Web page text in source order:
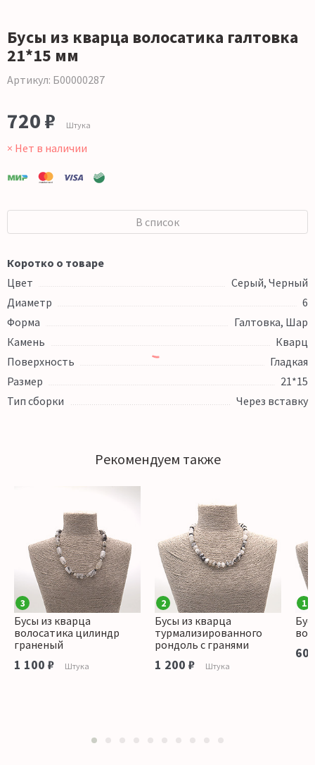
Бусы из кварца волосатика галтовка
21*15 мм
Артикул: Б00000287
720 ₽ Штука
× Нет в наличии
В список
Коротко о товаре
Цвет
Серый, Черный
Диаметр
6
Форма
Галтовка, Шар
Камень
Кварц
Поверхность
Гладкая
Размер
21*15
Тип сборки
Через вставку
Рекомендуем также
3
Бусы из кварца
волосатика цилиндр
граненый
1 100 ₽ Штука
2
Бусы из кварца
турмализированного
рондоль с гранями
1 200 ₽ Штука
1